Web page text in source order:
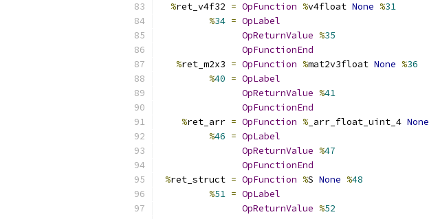
%ret_v4f32 = OpFunction %v4float None %31
%34 = OpLabel
OpReturnValue %35
OpFunctionEnd
%ret_m2x3 = OpFunction %mat2v3float None %36
%40 = OpLabel
OpReturnValue %41
OpFunctionEnd
%ret_arr = OpFunction % _arr_float_uint_4 None
%46 = OpLabel
OpReturnValue %47
OpFunctionEnd
%ret_struct = OpFunction %S None %48
%51 = OpLabel
OpReturnValue %52